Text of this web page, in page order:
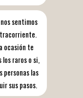
sentimos
ocasión te
raros o si,
personas las
sus pasos.